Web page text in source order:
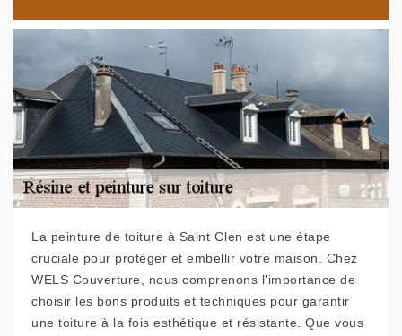
La peinture de toiture à Saint Glen est une étape
cruciale pour protéger et embellir votre maison. Chez
WELS Couverture, nous comprenons l'importance de
choisir les bons produits et techniques pour garantir
une toiture à la fois esthétique et résistante. Que vous